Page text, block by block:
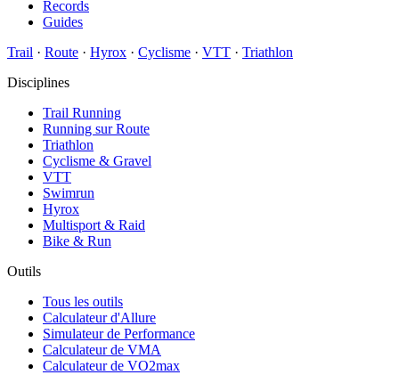
Records
Guides
Trail · Route · Hyrox · Cyclisme · VTT · Triathlon
Disciplines
Trail Running
Running sur Route
Triathlon
Cyclisme & Gravel
VTT
Swimrun
Hyrox
Multisport & Raid
Bike & Run
Outils
Tous les outils
Calculateur d'Allure
Simulateur de Performance
Calculateur de VMA
Calculateur de VO2max